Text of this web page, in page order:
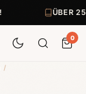
ÜBER
0
/